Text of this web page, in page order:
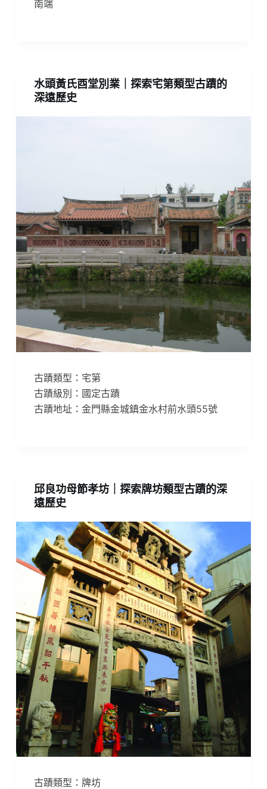
南端
水頭黃氏酉堂別業｜探索宅第類型古蹟的
深遠歷史
古蹟類型：宅第
古蹟級別：國定古蹟
古蹟地址：金門縣金城鎮金水村前水頭55號
邱良功母節孝坊｜探索牌坊類型古蹟的深
遠歷史
古蹟類型：牌坊